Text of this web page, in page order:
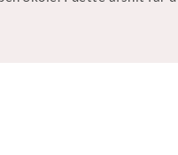
så du kan skabe god